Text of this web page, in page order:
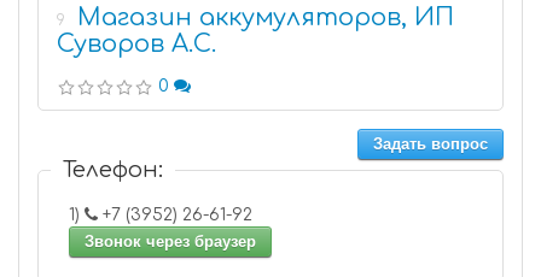
9
Магазин аккумуляторов, ИП
Суворов А.С.
0
Задать вопрос
Телефон:
1)
+7 (3952) 26-61-92
Звонок через браузер